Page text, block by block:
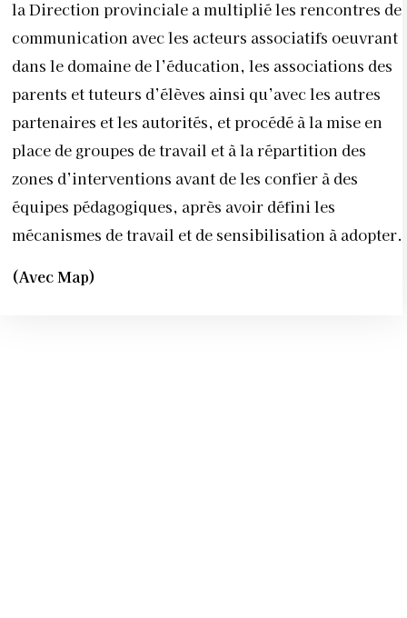
la Direction provinciale a multiplié les rencontres de
communication avec les acteurs associatifs oeuvrant
dans le domaine de l’éducation, les associations des
parents et tuteurs d’élèves ainsi qu’avec les autres
partenaires et les autorités, et procédé à la mise en
place de groupes de travail et à la répartition des
zones d’interventions avant de les confier à des
équipes pédagogiques, après avoir défini les
mécanismes de travail et de sensibilisation à adopter.
(Avec Map)